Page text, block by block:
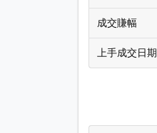
成交賺幅
上手成交日期